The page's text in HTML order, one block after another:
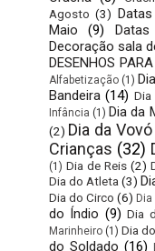
Agosto (3)
Maio
(9)
Decoração sala
DESENHOS
Alfabetização (1)
Bandeira (14) Dia
Infância (1) Dia da
(2) Dia da Vovó
Crianças (32)
(1) Dia de Reis (2)
Dia do Atleta (3)
Dia do Circo (6)
do Índio (9) Dia
Marinheiro (1) Dia
do Soldado (16)